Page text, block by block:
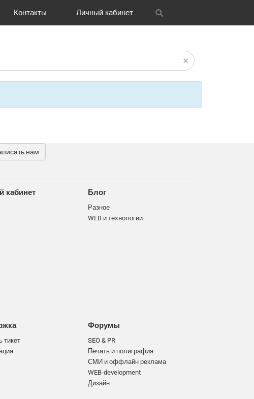
Контакты Личный кабинет
нам
кабинет
тикет
Блог
Разное
WEB и технологии
Форумы
SEO & PR
Печать и полиграфия
СМИ и оффлайн реклама
WEB-development
Дизайн